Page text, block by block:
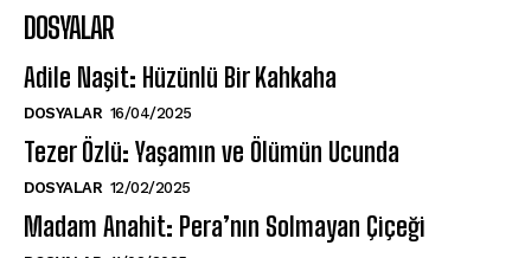
DOSYALAR
Adile Naşit: Hüzünlü Bir Kahkaha
DOSYALAR 16/04/2025
Tezer Özlü: Yaşamın ve Ölümün Ucunda
DOSYALAR 12/02/2025
Madam Anahit: Pera’nın Solmayan Çiçeği